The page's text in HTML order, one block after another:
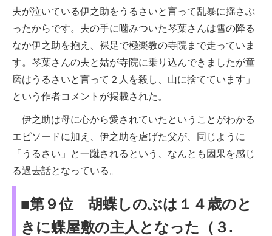
夫が泣いている伊之助をうるさいと言って乱暴に揺さぶ
ったからです。夫の手に噛みついた琴葉さんは雪の降る
なか伊之助を抱え、裸足で極楽教の寺院まで走っていま
す。琴葉さんの夫と姑が寺院に乗り込んできましたが童
磨はうるさいと言って２人を殺し、山に捨てています」
という作者コメントが掲載された。
伊之助は母に心から愛されていたということがわかる
エピソードに加え、伊之助を虐げた父が、同じように
「うるさい」と一蹴されるという、なんとも因果を感じ
る過去話となっている。
■第９位 胡蝶しのぶは１４歳のと
きに蝶屋敷の主人となった（３.